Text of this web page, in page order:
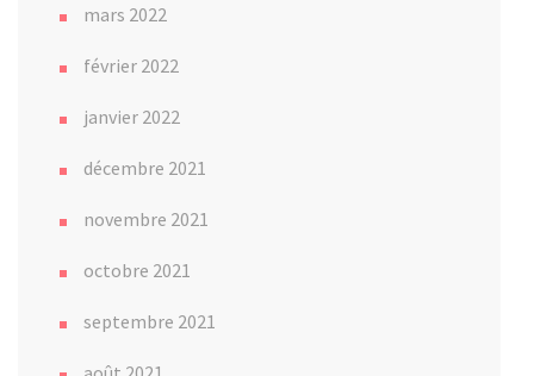
mars 2022
février 2022
janvier 2022
décembre 2021
novembre 2021
octobre 2021
septembre 2021